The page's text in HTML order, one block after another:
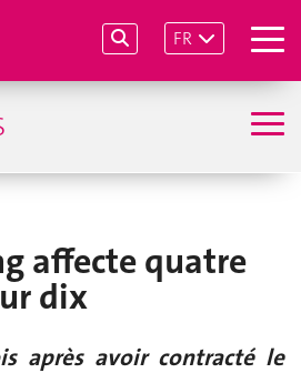
FR
affecte quatre
dix
après avoir contracté le